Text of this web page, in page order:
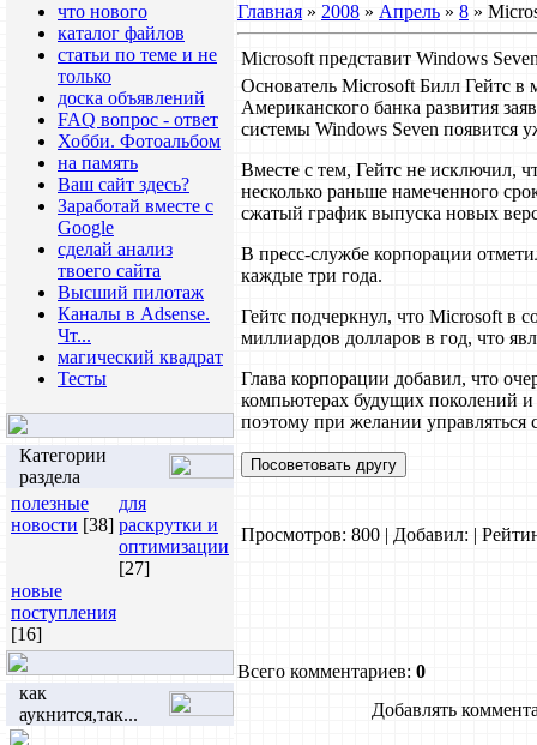
что нового
каталог файлов
статьи по теме и не
только
доска объявлений
FAQ вопрос - ответ
Хобби. Фотоальбом
на память
Ваш сайт здесь?
Заработай вместе с
Google
сделай анализ
твоего сайта
Высший пилотаж
Каналы в Adsense.
Чт...
магический квадрат
Тесты
Категории
раздела
полезные
новости [38]
для
раскрутки и
оптимизации
[27]
новые
поступления
[16]
как
аукнится,так...
Главная » 2008 » Апрель » 8 »
Microsoft представит Windows
Основатель Microsoft Билл Гейтс в
Американского банка развития
системы Windows Seven появится
Вместе с тем, Гейтс не исключил,
несколько раньше намеченного
сжатый график выпуска новых
В пресс-службе корпорации
каждые три года.
Гейтс подчеркнул, что Microsoft в
миллиардов долларов в год, что
Глава корпорации добавил, что
компьютерах будущих поколений
поэтому при желании управляться
Просмотров: 800 | Добавил: |
Всего комментариев: 0
Добавлять